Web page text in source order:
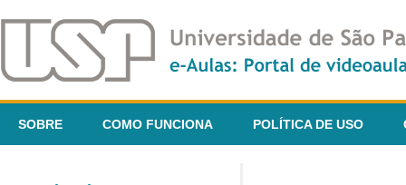
SOBRE COMO FUNCIONA POLÍTICA DE USO